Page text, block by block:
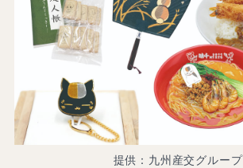
提供：九州産交グループ